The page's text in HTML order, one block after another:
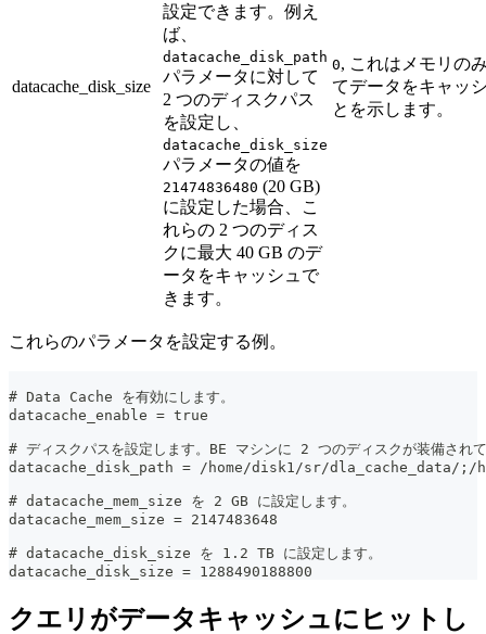
datacache_disk_size
設定できます。例え
ば、
datacache_disk_path
パラメータに対して
2 つのディスクパス
を設定し、
datacache_disk_size
パラメータの値を
21474836480 (20 GB)
に設定した場合、こ
れらの 2 つのディス
クに最大 40 GB のデ
ータをキャッシュで
きます。
0, これはメモリの
てデータをキャッ
とを示します。
これらのパラメータを設定する例。
# Data Cache を有効にします。
datacache_enable = true
# ディスクパスを設定します。BE マシンに 2 つのディスクが装備され
datacache_disk_path = /home/disk1/sr/dla_cache_data/
# datacache_mem_size を 2 GB に設定します。
datacache_mem_size = 2147483648
# datacache_disk_size を 1.2 TB に設定します。
datacache_disk_size = 1288490188800
クエリがデータキャッシュにヒットし